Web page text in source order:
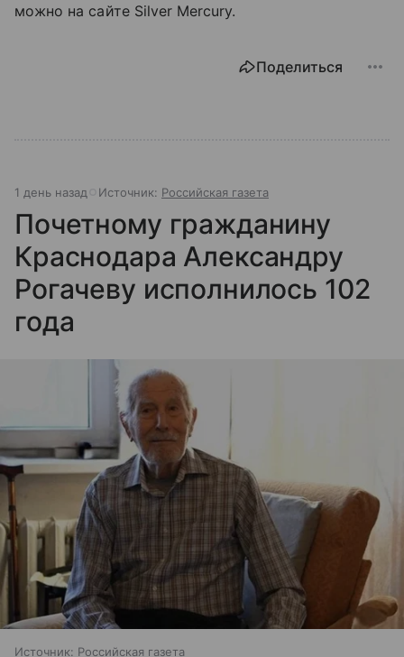
можно на сайте Silver Mercury.
Поделиться
1 день назад Источник: Российская газета
Почетному гражданину
Краснодара Александру
Рогачеву исполнилось 102
года
Источник: Российская газета